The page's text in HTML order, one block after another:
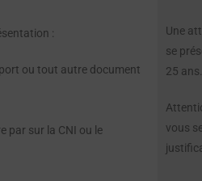
:
ou tout autre document
par sur la CNI ou le
Une
se
25 ans.
vous